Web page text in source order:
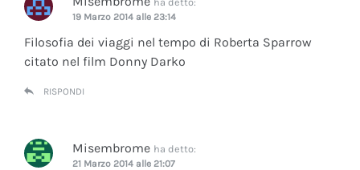
19 Marzo 2014 alle 23:14
Filosofia dei viaggi nel tempo di Roberta Sparrow
citato nel film Donny Darko
RISPONDI
Misembrome ha detto:
21 Marzo 2014 alle 21:07